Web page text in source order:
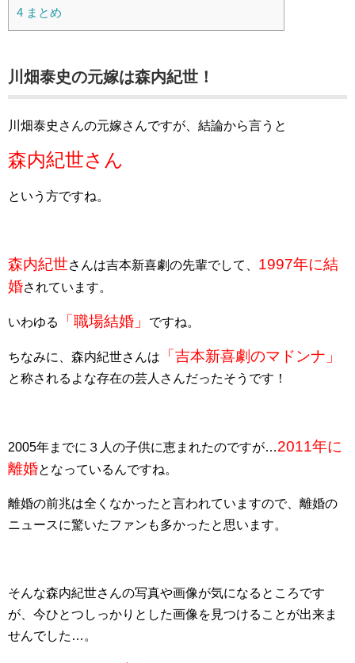
4 まとめ
川畑泰史の元嫁は森内紀世！
川畑泰史さんの元嫁さんですが、結論から言うと
森内紀世さん
という方ですね。
森内紀世さんは吉本新喜劇の先輩でして、 1997年に結
婚されています。
いわゆる 「職場結婚」 ですね。
ちなみに、森内紀世さんは 「吉本新喜劇のマドンナ」
と称されるよな存在の芸人さんだったそうです！
2005年までに３人の子供に恵まれたのですが…2011年に
離婚となっているんですね。
離婚の前兆は全くなかったと言われていますので、離婚の
ニュースに驚いたファンも多かったと思います。
そんな森内紀世さんの写真や画像が気になるところです
が、今ひとつしっかりとした画像を見つけることが出来ま
せんでした…。